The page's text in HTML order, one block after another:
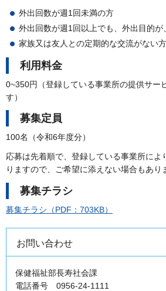
外出回数が週1回未満の方
外出回数が週1回以上でも、外出目的
家族又は友人との定期的な交流がない方
利用料金
0~350円（登録している事業所の提供サー
す）
募集定員
100名（令和6年度分）
応募は先着順で、登録している事業所によ
りますので、ご希望に添えない場合もあり
募集チラシ
募集チラシ（PDF：703KB）
お問い合わせ
保健福祉部長寿社会課
電話番号 0956-24-1111